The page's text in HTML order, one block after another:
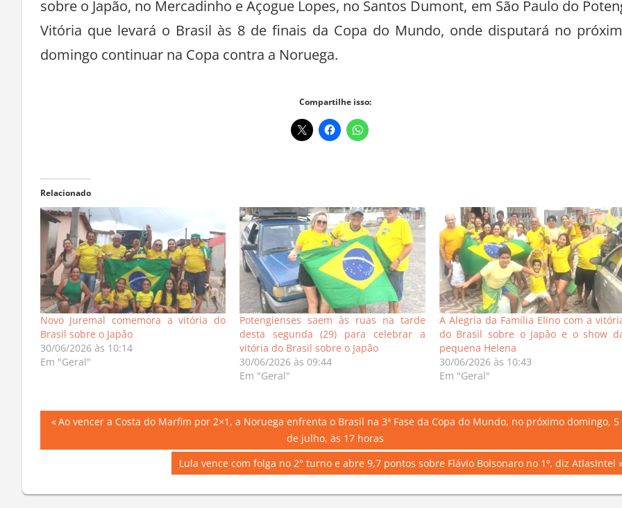
sobre o Japão, no Mercadinho e Açogue Lopes, no Santos Dumont, em São Paulo do
Vitória que levará o Brasil às 8 de finais da Copa do Mundo, onde disputará no
domingo continuar na Copa contra a Noruega.
Compartilhe isso:
Novo Juremal comemora a vitória do
Brasil sobre o Japão
30/06/2026 às 10:14
Em "Geral"
Potengienses saem às ruas na tarde
desta segunda (29) para celebrar a
vitória do Brasil sobre o Japão
30/06/2026 às 09:44
Em "Geral"
A Alegria da Família Elino com a
do Brasil sobre o Japão e o show
pequena Helena
30/06/2026 às 10:43
Em "Geral"
Navegação
de
Previous
Ao vencer a Costa do Marfim por 2×1, a Noruega enfrenta o Brasil na 3ª Fase da Copa do Mundo, no próximo domingo, 5
de julho, às 17 horas
Next
Lula vence com folga no 2° turno e abre 9,7 pontos sobre Flávio Bolsonaro no 1º, diz AtlasIntel